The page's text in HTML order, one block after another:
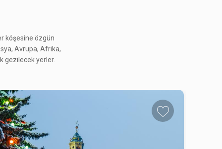
köşesine özgün
Avrupa, Afrika,
gezilecek yerler.
GÜNEY KORE GEZİSİ